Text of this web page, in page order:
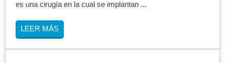
es una cirugía en la cual se implantan ...
LEER MÁS